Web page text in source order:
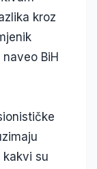
kroz
BiH
kakvi su